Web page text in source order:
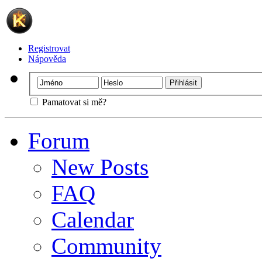
Registrovat
Nápověda
Pamatovat si mě?
Forum
New Posts
FAQ
Calendar
Community